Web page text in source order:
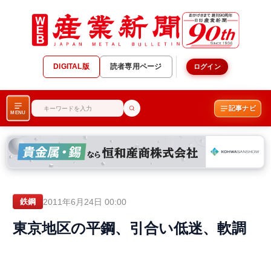
DIGITAL版 読者専用ページ ログイン
MENU
記事ナビ
鉄鋼 2011年6月24日 00:00
東京地区の平鋼、引合い低迷、軟調